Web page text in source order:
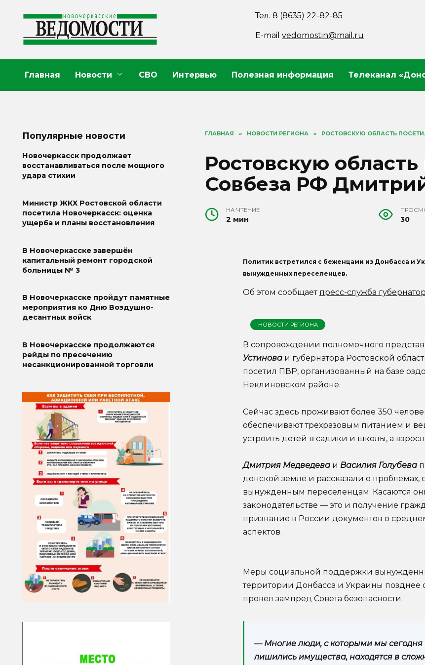
содержанию
Тел.8 (8635) 22-82-85
E-mailvedomostin@mail.ru
Главная Новости СВО Интервью Полезная информация Телеканал
ГЛАВНАЯ » НОВОСТИ РЕГИОНА » РОСТОВСКУЮ ОБЛАСТЬ
Ростовскую
Совбеза РФ
НА ЧТЕНИЕ
2 мин 30
Политик встретился с беженцами из Донбасса и
вынужденных переселенцев.
Об этом сообщает пресс-служба
НОВОСТИ РЕГИОНА
В сопровождении полномочного
Устинова и губернатора Ростовской
посетил ПВР, организованный на базе
Неклиновском районе.
Сейчас здесь проживают более 350
обеспечивают трехразовым питанием и
устроить детей в садики и школы, а
Дмитрия Медведева и Василия Голубева
донской земле и рассказали о проблемах,
вынужденным переселенцам. Касаются
законодательстве — это и получение
признание в России документов о
аспектов.
Меры социальной поддержки
территории Донбасса и Украины позднее
провел зампред Совета безопасности.
— Многие люди, с которыми мы сегодня
лишились имущества, находятся в
Популярные новости
Новочеркасск продолжает
восстанавливаться после мощного
удара стихии
Министр ЖКХ Ростовской области
посетила Новочеркасск: оценка
ущерба и планы восстановления
В Новочеркасске завершён
капитальный ремонт городской
больницы № 3
В Новочеркасске пройдут памятные
мероприятия ко Дню Воздушно-
десантных войск
В Новочеркасске продолжаются
рейды по пресечению
несанкционированной торговли